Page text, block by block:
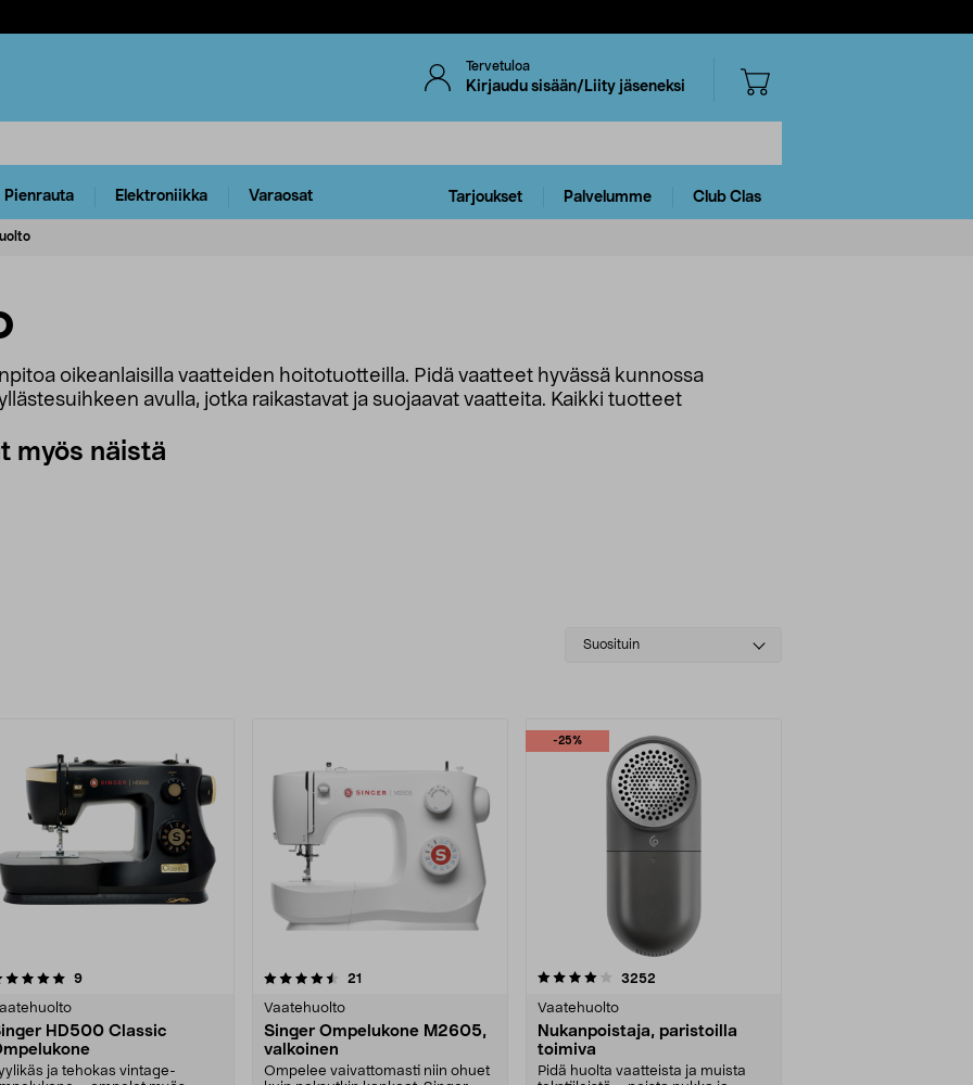
Tervetuloa
Kirjaudu sisään/Liity jäseneksi
Pienrauta Elektroniikka Varaosat Tarjoukset Palvelumme Club Clas
oikeanlaisilla vaatteiden hoitotuotteilla. Pidä vaatteet hyvässä kunnossa
avulla, jotka raikastavat ja suojaavat vaatteita. Kaikki tuotteet
myös näistä
Select
Suosituin
9arvostelut
HD500 Classic
ja tehokas vintage-
4.5 viidestä
21
Vaatehuolto
Singer Ompelukone M2605,
valkoinen
Ompelee vaivattomasti niin ohuet
-25%
4.0 viidestä
3252
Vaatehuolto
Nukanpoistaja, paristoilla
toimiva
Pidä huolta vaatteista ja muista